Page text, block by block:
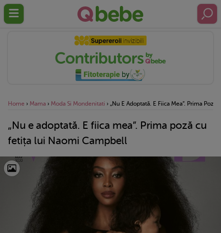
Home › Mama › Moda Si Mondenitati › „Nu E Adoptată. E Fiica Mea”. Prima
„Nu e adoptată. E fiica mea”. Prima poză cu
fetița lui Naomi Campbell